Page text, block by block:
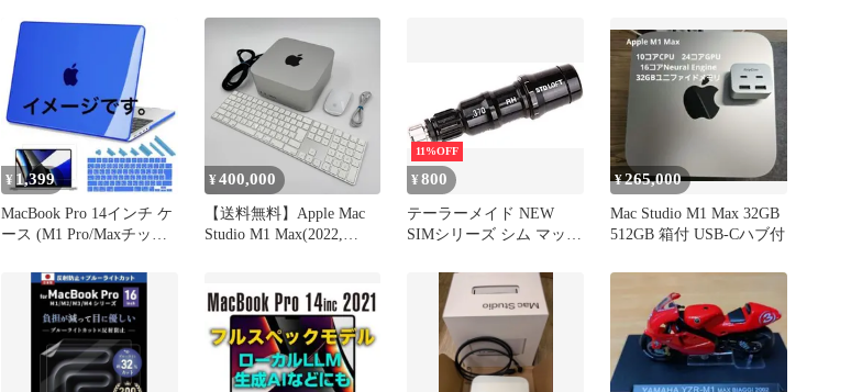
ア10/GPUコア32）・メモ
リ32GB・SSD1TB】★バ
ッテリー劣化 A2485
EMC3651/mb-
261272（499049）
ム マックス M6 M5 M3
M4 M1 M2 460 440 ドラ
イバー FW用335tip スリ
ーブ 1個
¥ 1,399
MacBook Pro 14インチ ケ
ース (M1 Pro/Maxチップ
¥400,000
【送料無料】Apple Mac
Studio M1 Max(2022,
[MC222]
11%OFF
¥800
テーラーメイド NEW
SIMシリーズ シム マック
UT ユーティリティ用 ス
リーブ 370Tip
¥265,000
Mac Studio M1 Max 32GB
512GB 箱付 USB-Cハブ付